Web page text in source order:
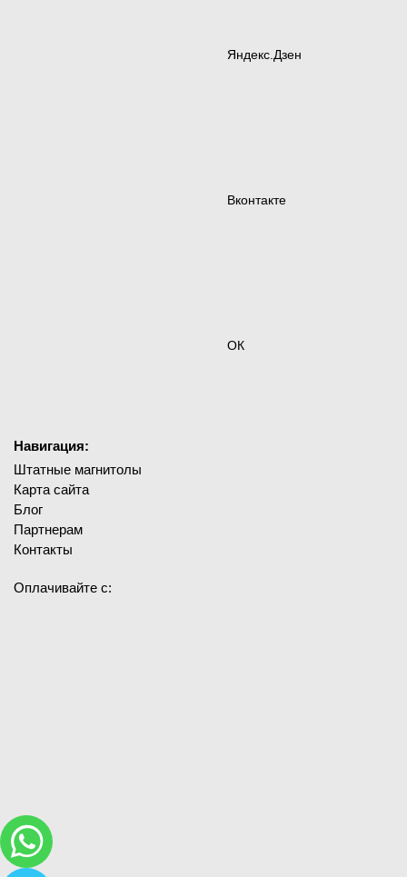
Яндекс.Дзен
Вконтакте
ОК
Навигация:
Штатные магнитолы
Карта сайта
Блог
Партнерам
Контакты
Оплачивайте с: